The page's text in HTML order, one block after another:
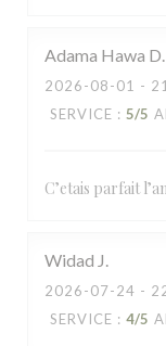
Adama Hawa D
2026-08-01 -
SERVICE : 5/5
C’etais parfait
Widad J
2026-07-24 -
SERVICE : 4/5